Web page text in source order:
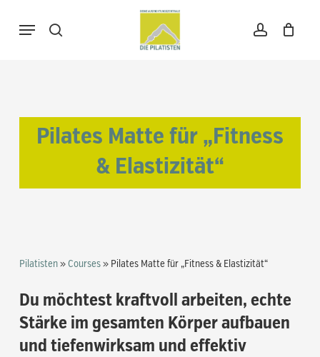
search account
Menu
Warenkorb
Close
Pilates Matte für „Fitness
& Elastizität“
Pilatisten» Courses» Pilates Matte für „Fitness & Elastizität“
Du möchtest kraftvoll arbeiten, echte
Stärke im gesamten Körper aufbauen
und tiefenwirksam und effektiv